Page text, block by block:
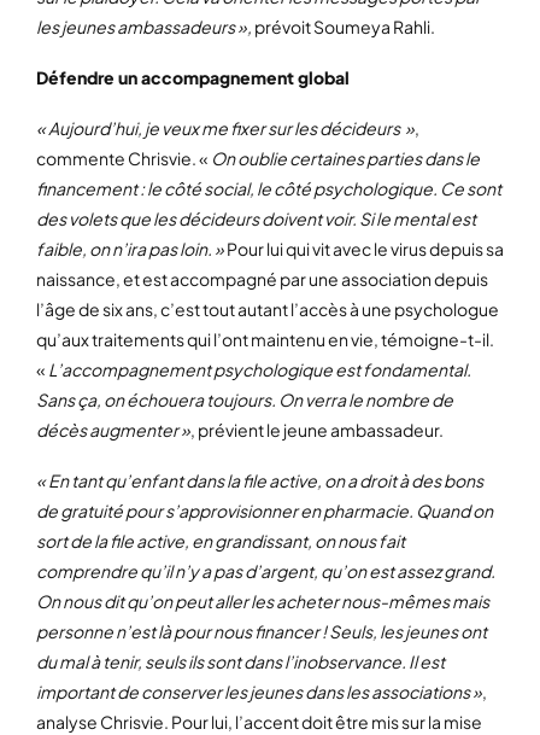
les jeunes ambassadeurs », prévoit Soumeya Rahli.
Défendre un accompagnement global
« Aujourd’hui, je veux me fixer sur les décideurs »,
commente Chrisvie. « On oublie certaines parties dans le
financement : le côté social, le côté psychologique. Ce sont
des volets que les décideurs doivent voir. Si le mental est
faible, on n’ira pas loin. »Pour lui qui vit avec le virus depuis sa
naissance, et est accompagné par une association depuis
l’âge de six ans, c’est tout autant l’accès à une psychologue
qu’aux traitements qui l’ont maintenu en vie, témoigne-t-il.
« L’accompagnement psychologique est fondamental.
Sans ça, on échouera toujours. On verra le nombre de
décès augmenter », prévient le jeune ambassadeur.
« En tant qu’enfant dans la file active, on a droit à des bons
de gratuité pour s’approvisionner en pharmacie. Quand on
sort de la file active, en grandissant, on nous fait
comprendre qu’il n’y a pas d’argent, qu’on est assez grand.
On nous dit qu’on peut aller les acheter nous-mêmes mais
personne n’est là pour nous financer ! Seuls, les jeunes ont
du mal à tenir, seuls ils sont dans l’inobservance. Il est
important de conserver les jeunes dans les associations »
analyse Chrisvie. Pour lui, l’accent doit être mis sur la mise